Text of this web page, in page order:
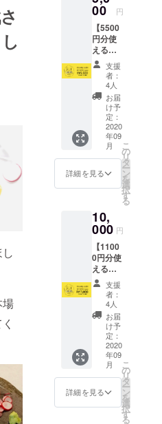
場
受け渡
し時
に、店
舗ス
タッフ
より心
からの
お礼の
メッ
セージ
をお伝
えしま
す。 ※
カード
は2020
年9月1
店舗に
てお受
け取り
くださ
い。 ※
有効期
限は
2021年
2月末日
までと
なりま
す。 ※
有効期
限を過
ぎます
と、残
高は無
00 円
【5500
円分使
えるの
BUY
LOCAL
nagoya
カー
ド】 ・
店舗で
使える
5500円
分の食
券カー
ドをお
渡しい
たしま
カード
受け渡
し時
に、店
舗ス
タッフ
より心
からの
お礼の
メッ
セージ
をお伝
えしま
す。 ※
カード
は2020
年9月1
支援
者：
4人
お届
け予
定：
2020
年09
月
詳細を見る
こ
の
リ
タ
ー
ン
を
選
択
す
る
10,
000 円
【1100
0円分使
えるの
BUY
LOCAL
nagoya
カー
ド】 ・
店舗で
使える
11000
円分の
食券
カード
をお渡
しいた
支援
者：
4人
お届
け予
定：
2020
年09
月
詳細を見る
こ
の
リ
タ
ー
ン
を
選
択
す
る